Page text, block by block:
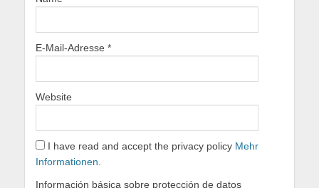
E-Mail-Adresse *
Website
I have read and accept the privacy policy Mehr
Informationen
Información básica sobre protección de datos